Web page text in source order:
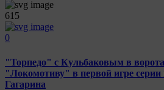
615
0
"Торпедо" с Кульбаковым в
"Локомотиву" в первой игре
Гагарина